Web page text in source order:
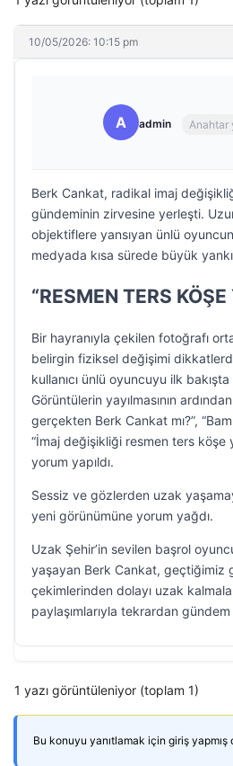
10/05/2026: 10:15 pm
A admin Anahtar
Berk Cankat, radikal imaj
gündeminin zirvesine yerleşti.
objektiflere yansıyan ünlü
medyada kısa sürede büyük yankı
“RESMEN TERS KÖŞE
Bir hayranıyla çekilen fotoğrafı
belirgin fiziksel değişimi
kullanıcı ünlü oyuncuyu ilk
Görüntülerin yayılmasının
gerçekten Berk Cankat mı?”,
“İmaj değişikliği resmen ters köşe
yorum yapıldı.
Sessiz ve gözlerden uzak
yeni görünümüne yorum yağdı.
Uzak Şehir’in sevilen başrol
yaşayan Berk Cankat, geçtiğimiz
çekimlerinden dolayı uzak
paylaşımlarıyla tekrardan
1 yazı görüntüleniyor (toplam 1)
Bu konuyu yanıtlamak için giriş yapmış